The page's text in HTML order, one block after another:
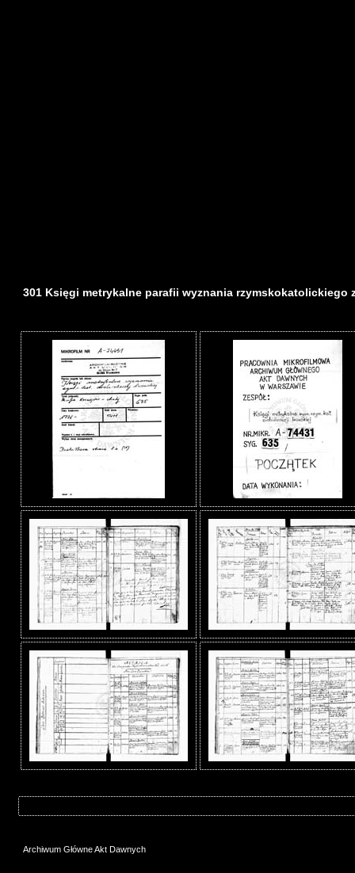
301 Księgi metrykalne parafii wyznania
Archiwum Główne Akt Dawnych